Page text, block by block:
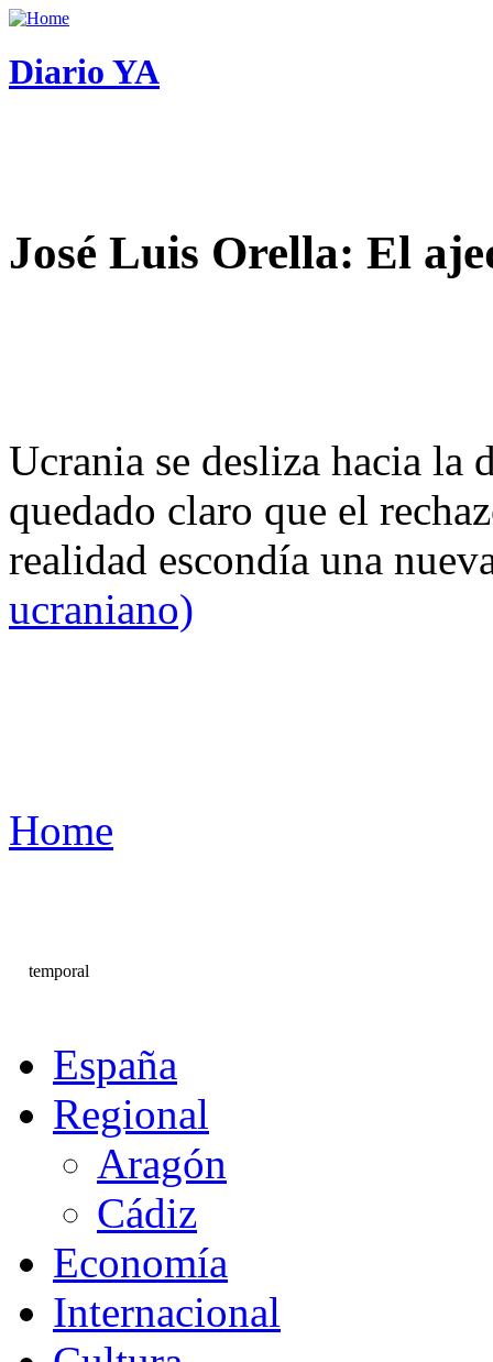
Diario YA
José Luis Orella: El
Ucrania se desliza hacia
quedado claro que el
realidad escondía una
ucraniano)
Home
temporal
España
Regional
Aragón
Cádiz
Economía
Internacional